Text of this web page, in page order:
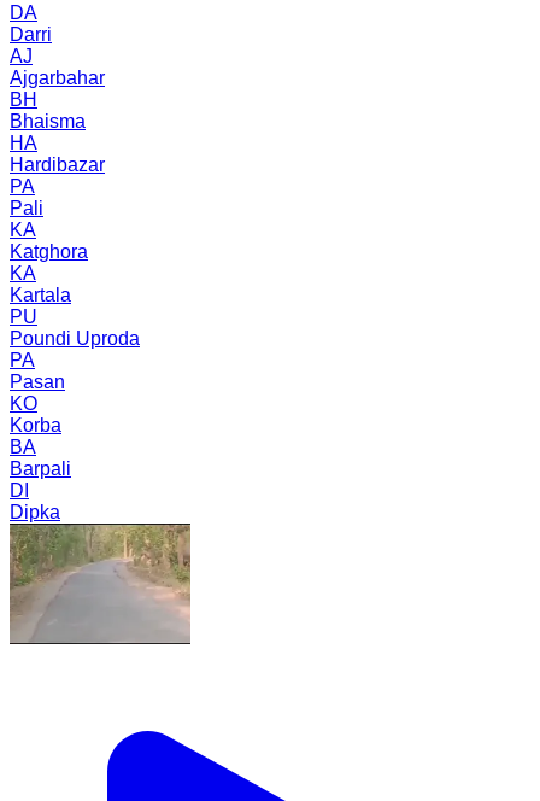
DA
Darri
AJ
Ajgarbahar
BH
Bhaisma
HA
Hardibazar
PA
Pali
KA
Katghora
KA
Kartala
PU
Poundi Uproda
PA
Pasan
KO
Korba
BA
Barpali
DI
Dipka